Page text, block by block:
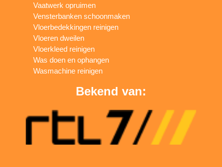
Vaatwerk opruimen
Vensterbanken schoonmaken
Vloerbedekkingen reinigen
Vloeren dweilen
Vloerkleed reinigen
Was doen en ophangen
Wasmachine reinigen
Bekend van: